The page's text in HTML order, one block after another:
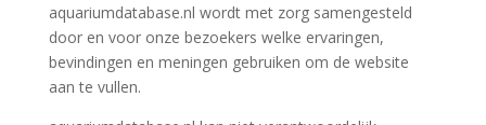
aquariumdatabase.nl wordt met zorg samengesteld
door en voor onze bezoekers welke ervaringen,
bevindingen en meningen gebruiken om de website
aan te vullen.